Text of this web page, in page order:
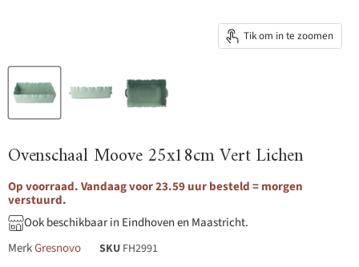
Tik om in te zoomen
Ovenschaal Moove 25x18cm Vert Lichen
Op voorraad. Vandaag voor 23.59 uur besteld = morgen
verstuurd.
Ook beschikbaar in Eindhoven en Maastricht.
MerkGresnovo SKU FH2991